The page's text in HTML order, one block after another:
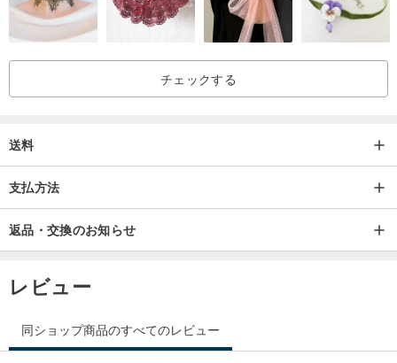
裏地│ベンゼン染め豚皮フットパッド+ソフトラテックスインソール
アウトソール│エッジストリップ+ブルーの耐摩耗性ラバーアウトソ
ール
包装│靴箱/防塵布/防塵カバー/限定デザインバッグ/革の膨らんだス
イルの色が若干異なります。実際の商品色が優先されます。
►出荷された商品はすべて新品です。サイズの不一致や新製品の欠
陥などの問題がある場合は、商品が未使用の状態であることを確認
してください（地面に落ちないでください。ソールが摩耗して汚れ
ています）。 、摩耗・汚れの場合返品・交換はお受けできません。
チェックする
送料
支払方法
返品・交換のお知らせ
レビュー
同ショップ商品のすべてのレビュー